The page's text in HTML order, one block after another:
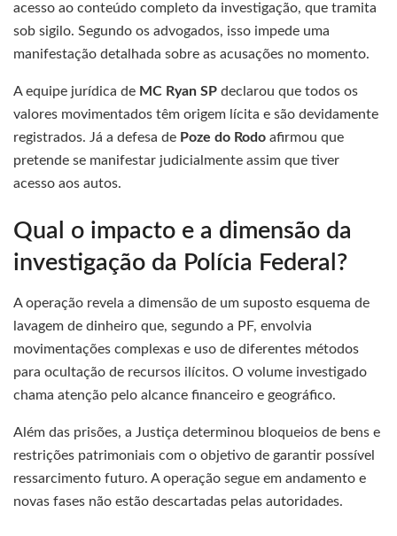
acesso ao conteúdo completo da investigação, que tramita
sob sigilo. Segundo os advogados, isso impede uma
manifestação detalhada sobre as acusações no momento.
A equipe jurídica de MC Ryan SP declarou que todos os
valores movimentados têm origem lícita e são devidamente
registrados. Já a defesa de Poze do Rodo afirmou que
pretende se manifestar judicialmente assim que tiver
acesso aos autos.
Qual o impacto e a dimensão da
investigação da Polícia Federal?
A operação revela a dimensão de um suposto esquema de
lavagem de dinheiro que, segundo a PF, envolvia
movimentações complexas e uso de diferentes métodos
para ocultação de recursos ilícitos. O volume investigado
chama atenção pelo alcance financeiro e geográfico.
Além das prisões, a Justiça determinou bloqueios de bens e
restrições patrimoniais com o objetivo de garantir possível
ressarcimento futuro. A operação segue em andamento e
novas fases não estão descartadas pelas autoridades.